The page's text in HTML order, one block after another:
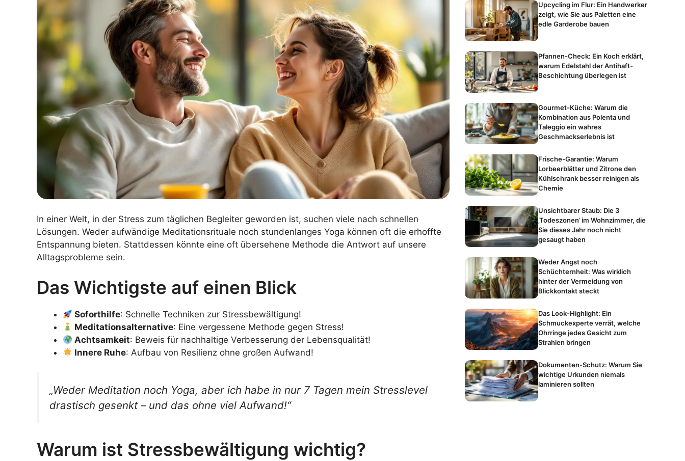
In einer Welt, in der Stress zum täglichen Begleiter geworden ist, suchen viele nach schnellen
Lösungen. Weder aufwändige Meditationsrituale noch stundenlanges Yoga können oft die erhoffte
Entspannung bieten. Stattdessen könnte eine oft übersehene Methode die Antwort auf unsere
Alltagsprobleme sein.
Das Wichtigste auf einen Blick
Soforthilfe: Schnelle Techniken zur Stressbewältigung!
Meditationsalternative: Eine vergessene Methode gegen Stress!
Achtsamkeit: Beweis für nachhaltige Verbesserung der Lebensqualität!
Innere Ruhe: Aufbau von Resilienz ohne großen Aufwand!
„Weder Meditation noch Yoga, aber ich habe in nur 7 Tagen mein Stresslevel
drastisch gesenkt – und das ohne viel Aufwand!“
Warum ist Stressbewältigung wichtig?
Upcycling im Flur: Ein Handwerker
zeigt, wie Sie aus Paletten eine
edle Garderobe bauen
Pfannen-Check: Ein Koch erklärt,
warum Edelstahl der Antihaft-
Beschichtung überlegen ist
Gourmet-Küche: Warum die
Kombination aus Polenta und
Taleggio ein wahres
Geschmackserlebnis ist
Frische-Garantie: Warum
Lorbeerblätter und Zitrone den
Kühlschrank besser reinigen als
Chemie
Unsichtbarer Staub: Die 3
‚Todeszonen‘ im Wohnzimmer, die
Sie dieses Jahr noch nicht
gesaugt haben
Weder Angst noch
Schüchternheit: Was wirklich
hinter der Vermeidung von
Blickkontakt steckt
Das Look-Highlight: Ein
Schmuckexperte verrät, welche
Ohrringe jedes Gesicht zum
Strahlen bringen
Dokumenten-Schutz: Warum Sie
wichtige Urkunden niemals
laminieren sollten